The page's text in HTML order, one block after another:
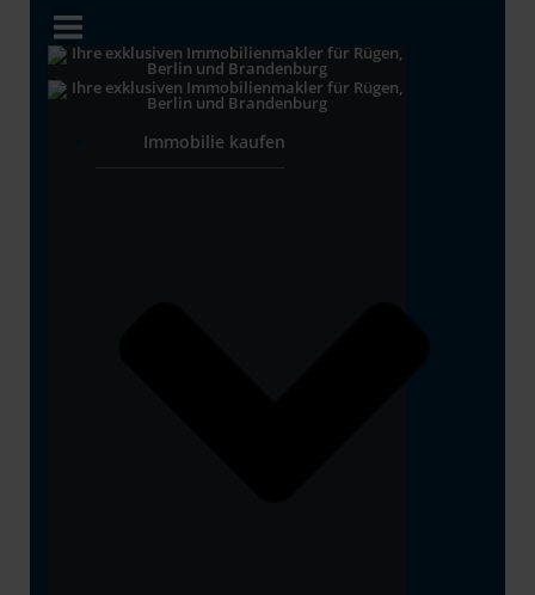
Immobilie kaufen